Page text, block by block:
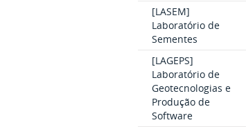
[LASEM]
Laboratório de
Sementes
[LAGEPS]
Laboratório de
Geotecnologias e
Produção de
Software